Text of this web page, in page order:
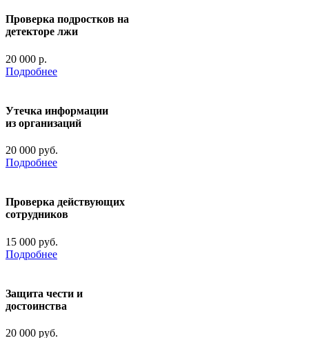
Проверка подростков на
детекторе лжи
20 000 р.
Подробнее
Утечка информации
из организаций
20 000 руб.
Подробнее
Проверка действующих
сотрудников
15 000 руб.
Подробнее
Защита чести и
достоинства
20 000 руб.